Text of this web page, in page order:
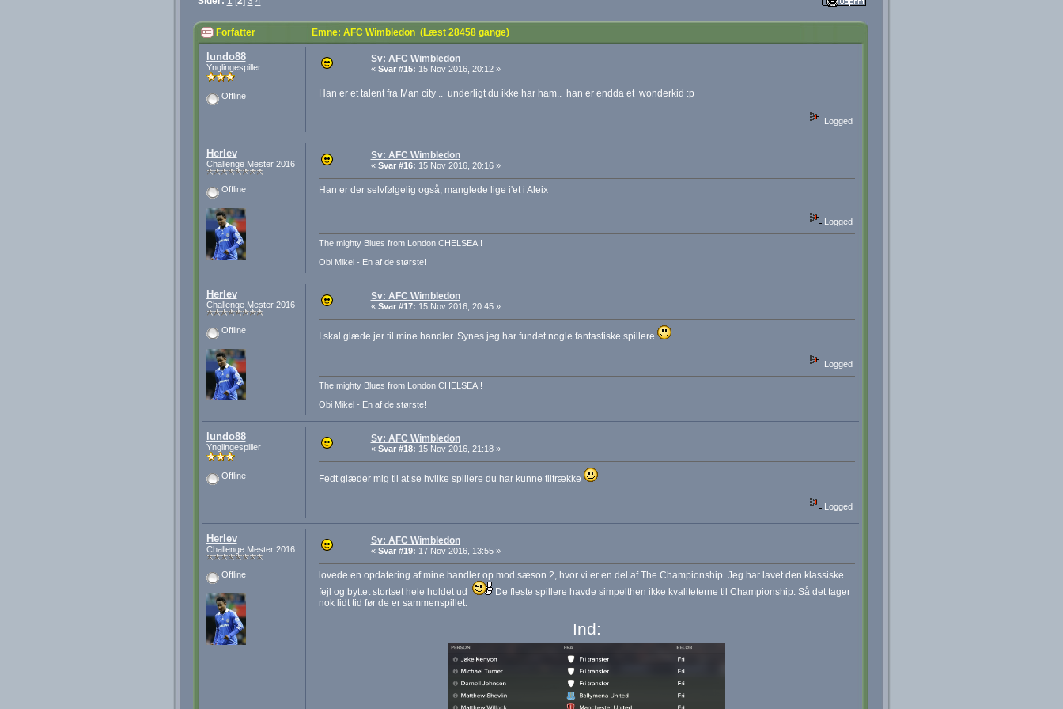
Forfatter Emne: AFC Wimbledon (Læst 28458 gange)
lundo88
Ynglingespiller
Offline
Sv: AFC Wimbledon
« Svar #15: 15 Nov 2016, 20:12 »
Han er et talent fra Man city .. underligt du ikke har ham.. han er endda et wonderkid :p
Logged
Herlev
Challenge Mester 2016
Offline
Sv: AFC Wimbledon
« Svar #16: 15 Nov 2016, 20:16 »
Han er der selvfølgelig også, manglede lige i'et i Aleix
Logged
The mighty Blues from London CHELSEA!!
Obi Mikel - En af de største!
Herlev
Challenge Mester 2016
Offline
Sv: AFC Wimbledon
« Svar #17: 15 Nov 2016, 20:45 »
I skal glæde jer til mine handler. Synes jeg har fundet nogle fantastiske spillere
Logged
The mighty Blues from London CHELSEA!!
Obi Mikel - En af de største!
lundo88
Ynglingespiller
Offline
Sv: AFC Wimbledon
« Svar #18: 15 Nov 2016, 21:18 »
Fedt glæder mig til at se hvilke spillere du har kunne tiltrække
Logged
Herlev
Challenge Mester 2016
Offline
Sv: AFC Wimbledon
« Svar #19: 17 Nov 2016, 13:55 »
lovede en opdatering af mine handler op mod sæson 2, hvor vi er en del af The Championship. Jeg har lavet den klassiske
fejl og byttet stortset hele holdet ud
De fleste spillere havde simpelthen ikke kvaliteterne til Championship. Så det tager
nok lidt tid før de er sammenspillet.
Ind: